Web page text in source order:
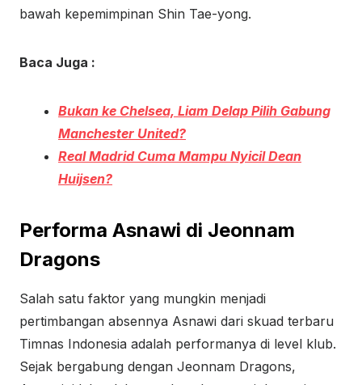
bawah kepemimpinan Shin Tae-yong.
Baca Juga :
Bukan ke Chelsea, Liam Delap Pilih Gabung
Manchester United?
Real Madrid Cuma Mampu Nyicil Dean
Huijsen?
Performa Asnawi di Jeonnam
Dragons
Salah satu faktor yang mungkin menjadi
pertimbangan absennya Asnawi dari skuad terbaru
Timnas Indonesia adalah performanya di level klub.
Sejak bergabung dengan Jeonnam Dragons,